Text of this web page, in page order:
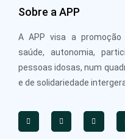
Sobre a APP
A APP visa a promoção
saúde, autonomia,
pessoas idosas, num
e de solidariedade